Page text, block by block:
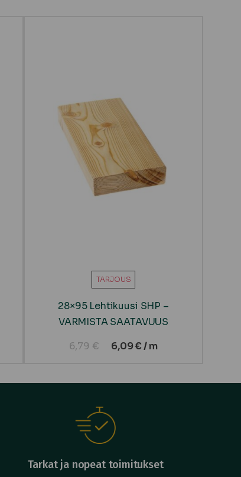
TARJOUS
28×95 Lehtikuusi SHP –
VARMISTA SAATAVUUS
6,79 € 6,09€/ m
Tarkat ja nopeat toimitukset